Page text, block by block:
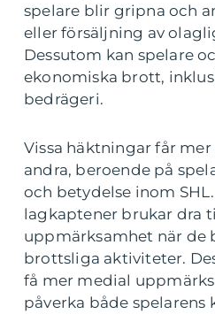
spelare blir gripna och
eller försäljning av
Dessutom kan spelare
ekonomiska brott,
bedrägeri.
Vissa häktningar får
andra, beroende på
och betydelse inom
lagkaptener brukar dra
uppmärksamhet när de
brottsliga aktiviteter.
få mer medial
påverka både spelarens